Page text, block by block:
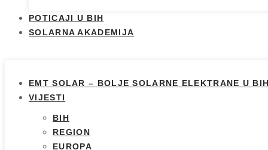
POTICAJI U BIH
SOLARNA AKADEMIJA
EMT SOLAR – BOLJE SOLARNE ELEKTRANE U
VIJESTI
BIH
REGION
EUROPA